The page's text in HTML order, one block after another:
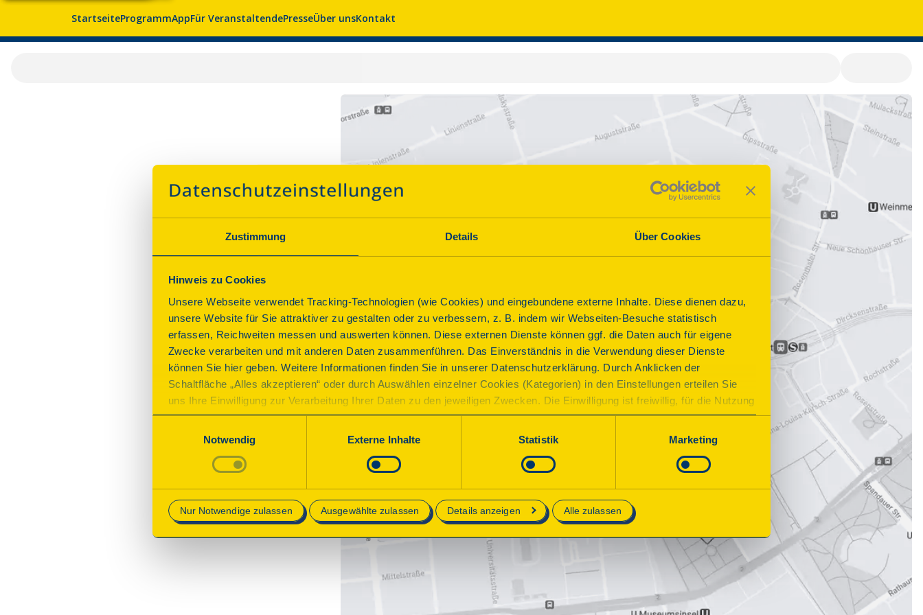
Zustimmung Details Über Cookies
Hinweis zu Cookies
Unsere Webseite verwendet Tracking-Technologien (wie Cookies) und eingebundene externe Inhalte. Diese dienen dazu,
unsere Website für Sie attraktiver zu gestalten oder zu verbessern, z. B. indem wir Webseiten-Besuche statistisch
erfassen, Reichweiten messen und auswerten können. Diese externen Dienste können ggf. die Daten auch für eigene
Zwecke verarbeiten und mit anderen Daten zusammenführen. Das Einverständnis in die Verwendung dieser Dienste
können Sie hier geben. Weitere Informationen finden Sie in unserer Datenschutzerklärung. Durch Anklicken der
Schaltfläche „Alles akzeptieren“ oder durch Auswählen einzelner Cookies (Kategorien) in den Einstellungen erteilen Sie
uns Ihre Einwilligung zur Verarbeitung Ihrer Daten zu den jeweiligen Zwecken. Die Einwilligung ist freiwillig, für die Nutzung
des Onlineangebots nicht erforderlich und kann jederzeit aktualisiert oder widerrufen werden. Wenn Sie das Consent Tool
mit „Speichern“ bestätigen, werden nur essenzielle Cookies auf der Webseite gesetzt, die technisch notwendig und für den
Notwendig
Externe Inhalte Statistik Marketing
Nur Notwendige zulassen Ausgewählte zulassen Details anzeigen Alle zulassen
StartseiteProgrammAppFür VeranstaltendePresseÜber unsKontakt